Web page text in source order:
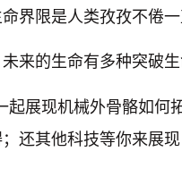
界限是人类孜孜不倦一
来的生命有多种突破生
展现机械外骨骼如何
还其他科技等你来展现